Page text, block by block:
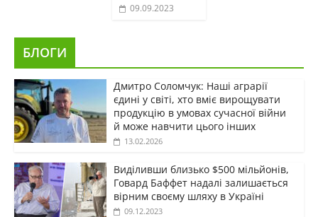
09.09.2023
БЛОГИ
Дмитро Соломчук: Наші аграрії
єдині у світі, хто вміє вирощувати
продукцію в умовах сучасної війни
й може навчити цього інших
13.02.2026
Виділивши близько $500 мільйонів,
Говард Баффет надалі залишається
вірним своєму шляху в Україні
09.12.2023